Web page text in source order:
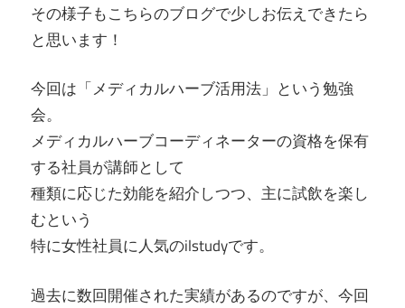
その様子もこちらのブログで少しお伝えできたら
と思います！
今回は「メディカルハーブ活用法」という勉強
会。
メディカルハーブコーディネーターの資格を保有
する社員が講師として
種類に応じた効能を紹介しつつ、主に試飲を楽し
むという
特に女性社員に人気のilstudyです。
過去に数回開催された実績があるのですが、今回